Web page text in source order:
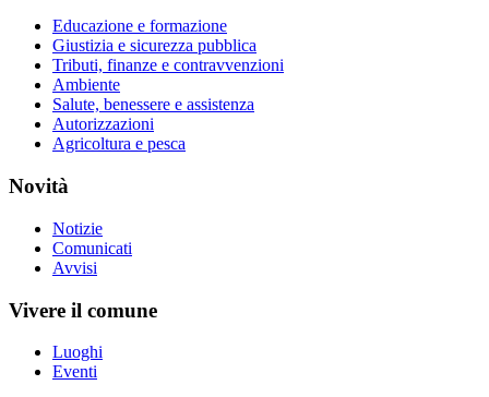
Educazione e formazione
Giustizia e sicurezza pubblica
Tributi, finanze e contravvenzioni
Ambiente
Salute, benessere e assistenza
Autorizzazioni
Agricoltura e pesca
Novità
Notizie
Comunicati
Avvisi
Vivere il comune
Luoghi
Eventi